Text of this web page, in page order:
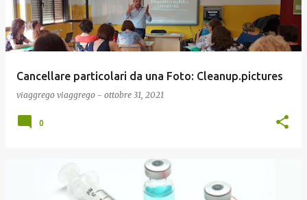
Cancellare particolari da una Foto: Cleanup.pictures
viaggrego viaggrego - ottobre 31, 2021
0